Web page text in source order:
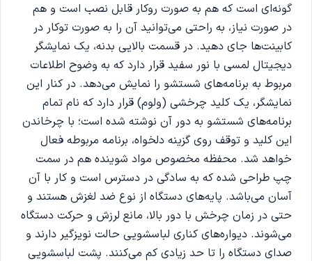
گونه‌ای است که هم به صورت روکار قابل نصب است و هم
در صورت نیاز، به راحتی می‌توانید آن را به صورت توکار در
کابینت‌ها جای دهید. در قسمت بالایی بدنه، یک نمایشگر
دیجیتال لمسی با نور سفید قرار دارد که به وضوح اطلاعات
مربوط به برنامه‌های شستشو را نمایش می‌دهد. در کنار این
نمایشگر، یک کلید چرخشی (ولوم) قرار دارد که نام تمام
برنامه‌های شستشو به دور آن نوشته شده است؛ با چرخاندن
این کلید و توقف روی گزینه دلخواه، برنامه مربوطه فعال
خواهد شد. محفظه مخصوص مواد شوینده هم در سمت
چپ طراحی شده که به سادگی در دسترس است و کار با آن
آسان می‌باشد. پایه‌های دستگاه از نوع ضد لغزش هستند و
حتی در زمان چرخش با دور بالا، مانع لرزش و حرکت دستگاه
می‌شوند. دیواره‌های کناری لباسشویی حالت نویزگیر دارند و
صدای دستگاه را تا حد زیادی کم می‌کنند. پشت لباسشویی